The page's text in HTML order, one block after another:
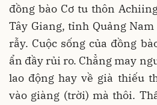
đồng bào Cơ tu thôn
Tây Giang, tỉnh Quảng
rẫy. Cuộc sống của đồng
ẩn đầy rủi ro. Chẳng may
lao động hay về già thiếu
vào giàng (trời) mà thôi.